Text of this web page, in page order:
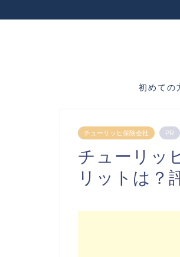
初めての
チューリッヒ保険会社 PR
チューリッ
リットは？